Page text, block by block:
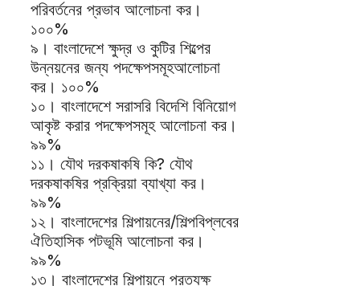
পরিবর্তনের প্রভাব আলোচনা কর।
১০০%
৯। বাংলাদেশে ক্ষুদ্র ও কুটির শিল্পের
উন্নয়নের জন্য পদক্ষেপসমূহআলোচনা
কর। ১০০%
১০। বাংলাদেশে সরাসরি বিদেশি বিনিয়োগ
আকৃষ্ট করার পদক্ষেপসমূহ আলোচনা কর।
৯৯%
১১। যৌথ দরকষাকষি কি? যৌথ
দরকষাকষির প্রক্রিয়া ব্যাখ্যা কর।
৯৯%
১২। বাংলাদেশের শিল্পায়নের/শিল্পবিপ্লবের
ঐতিহাসিক পটভূমি আলোচনা কর।
৯৯%
১৩। বাংলাদেশের শিল্পায়নে প্রত্যক্ষ